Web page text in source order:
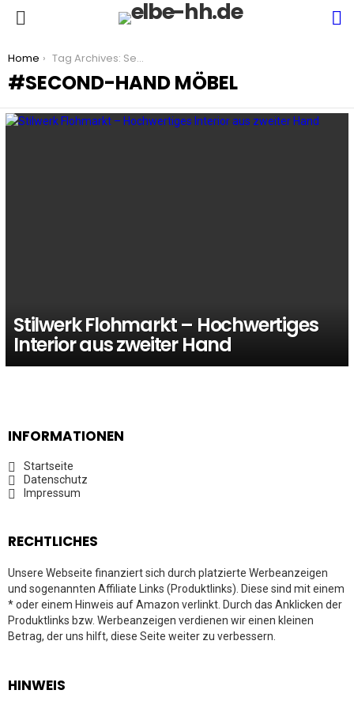
You are here:
Home Tag Archives: Second-Hand Möbel
SECOND-HAND MÖBEL
Stilwerk Flohmarkt – Hochwertiges
Interior aus zweiter Hand
INFORMATIONEN
Startseite
Datenschutz
Impressum
RECHTLICHES
Unsere Webseite finanziert sich durch platzierte Werbeanzeigen
und sogenannten Affiliate Links (Produktlinks). Diese sind mit einem
* oder einem Hinweis auf Amazon verlinkt. Durch das Anklicken der
Produktlinks bzw. Werbeanzeigen verdienen wir einen kleinen
Betrag, der uns hilft, diese Seite weiter zu verbessern.
HINWEIS